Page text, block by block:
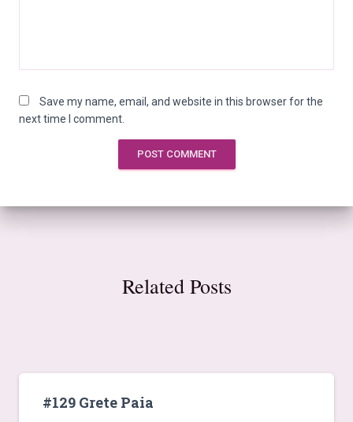
Save my name, email, and website in this browser for the
next time I comment.
Related Posts
#129 Grete Paia